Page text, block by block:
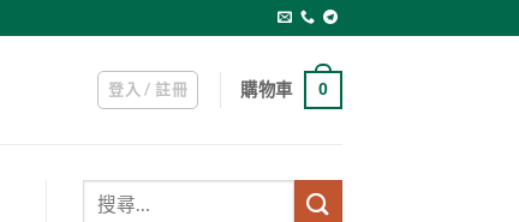
登入 / 註冊 購物車 0